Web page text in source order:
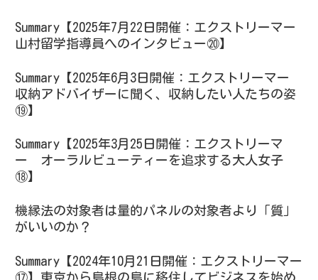
Summary【2025年7月22日開催：エクストリーマー
山村留学指導員へのインタビュー⑳】
Summary【2025年6月3日開催：エクストリーマー
収納アドバイザーに聞く、収納したい人たちの姿
⑲】
Summary【2025年3月25日開催：エクストリーマ
ー オーラルビューティーを追求する大人女子
⑱】
機縁法の対象者は量的パネルの対象者より「質」
がいいのか？
Summary【2024年10月21日開催：エクストリーマー
⑰】東京から島根の島に移住してビジネスを始め